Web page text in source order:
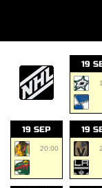
19
19 SEP
20:00
19